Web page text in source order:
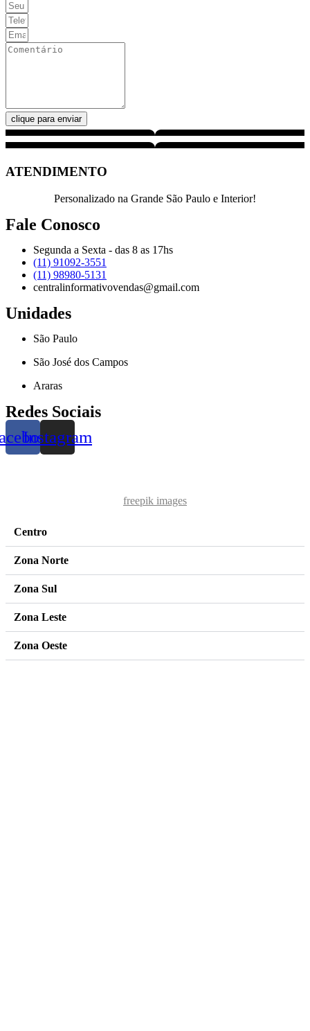
clique para enviar
ATENDIMENTO
Personalizado na Grande São Paulo e Interior!
Fale Conosco
Segunda a Sexta - das 8 as 17hs
(11) 91092-3551
(11) 98980-5131
centralinformativovendas@gmail.com
Unidades
São Paulo
São José dos Campos
Araras
Redes Sociais
Instagram
freepik images
Centro
Zona Norte
Zona Sul
Zona Leste
Zona Oeste